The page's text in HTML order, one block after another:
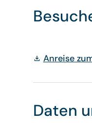
Anreise
Daten